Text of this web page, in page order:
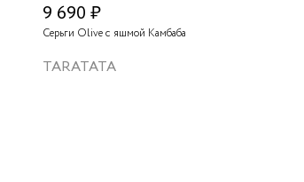
9 690 ₽
Серьги Olive с яшмой Камбаба
TARATATA